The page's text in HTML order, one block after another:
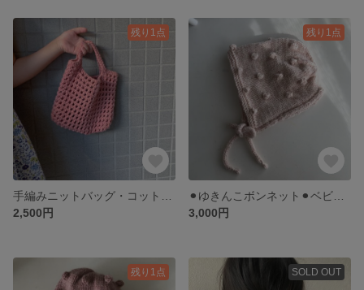
残り1点
2,500円
残り1点
3,000円
残り1点 SOLD OUT